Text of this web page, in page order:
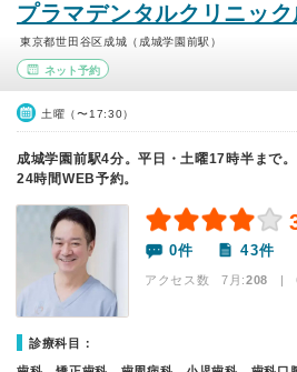
プラマデンタルクリニッ
東京都世田谷区成城（成城学園前駅）
ネット予約
土曜（〜17:30）
成城学園前駅4分。平日・土曜17時半まで
24時間WEB予約。
0件 43件
アクセス数 7月:208 | 6
診療科目：